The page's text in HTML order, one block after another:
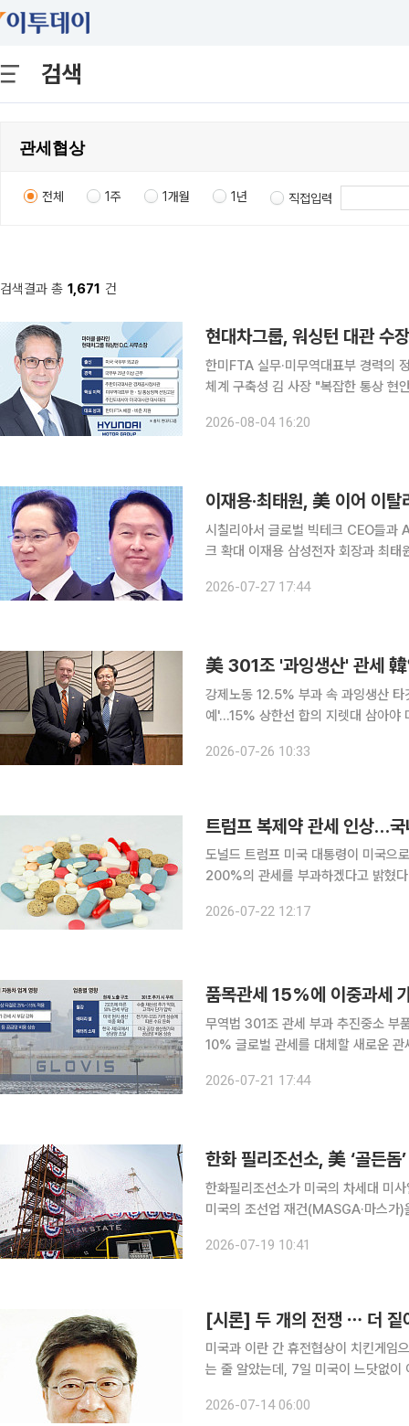
검색
전체 1주 1개월 1년 직접입력
검색결과 총 1,671 건
한미FTA 실무·미무역대표부 경력의
체계 구축성 김 사장 "복잡한 통상 현안 대응할 적임자" 현대자동차
모 투자를 뒷받침할 정책 대응 채널을
2026-08-04 16:20
이재용·최태원, 美 이어 이
시칠리아서 글로벌 빅테크 CEO들과
크 확대 이재용 삼성전자 회장과 최태원 SK그룹 회장이 미국 샌프란시스코에 이어 이탈리아 시칠리
은 이달 말 시칠리아에서 열리는 구
2026-07-27 17:44
美 301조 '과잉생산' 관세
강제노동 12.5% 부과 속 과잉생산
예'…15% 상한선 합의 지렛대 삼아야 미국이 무역법 301조에 근거해 한국 등 60개 경제권에
2026-07-26 10:33
트럼프 복제약 관세 인상…
도널드 트럼프 미국 대통령이 미국으
200%의 관세를 부과하겠다고 밝혔
2026-07-22 12:17
무역법 301조 관세 부과 추진중소 부품사 공급망 타격 우려
10% 글로벌 관세를 대체할 새로운
2026-07-21 17:44
한화 필리조선소, 美 ‘골든돔
한화필리조선소가 미국의 차세대 미
미국의 조선업 재건(MASGA·마스가
따르면 미 해사청은 17일(현지시간)
2026-07-19 10:41
[시론] 두 개의 전쟁 ⋯ 더 짙
미국과 이란 간 휴전협상이 치킨게임
는 줄 알았는데, 7일 미국이 느닷없이
한 손엔 휴전카드, 다른 한 손엔 미사
2026-07-14 06:00